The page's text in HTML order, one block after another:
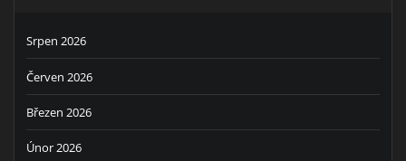
Srpen 2026
Červen 2026
Březen 2026
Únor 2026